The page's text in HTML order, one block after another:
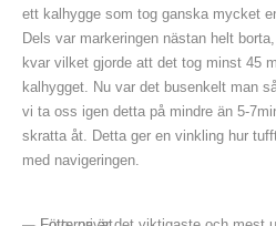
ett kalhygge som tog ganska mycket
Dels var markeringen nästan helt
kvar vilket gjorde att det tog minst 45
kalhygget. Nu var det busenkelt man
vi ta oss igen detta på mindre än 5-
skratta åt. Detta ger en vinkling hur
med navigeringen.